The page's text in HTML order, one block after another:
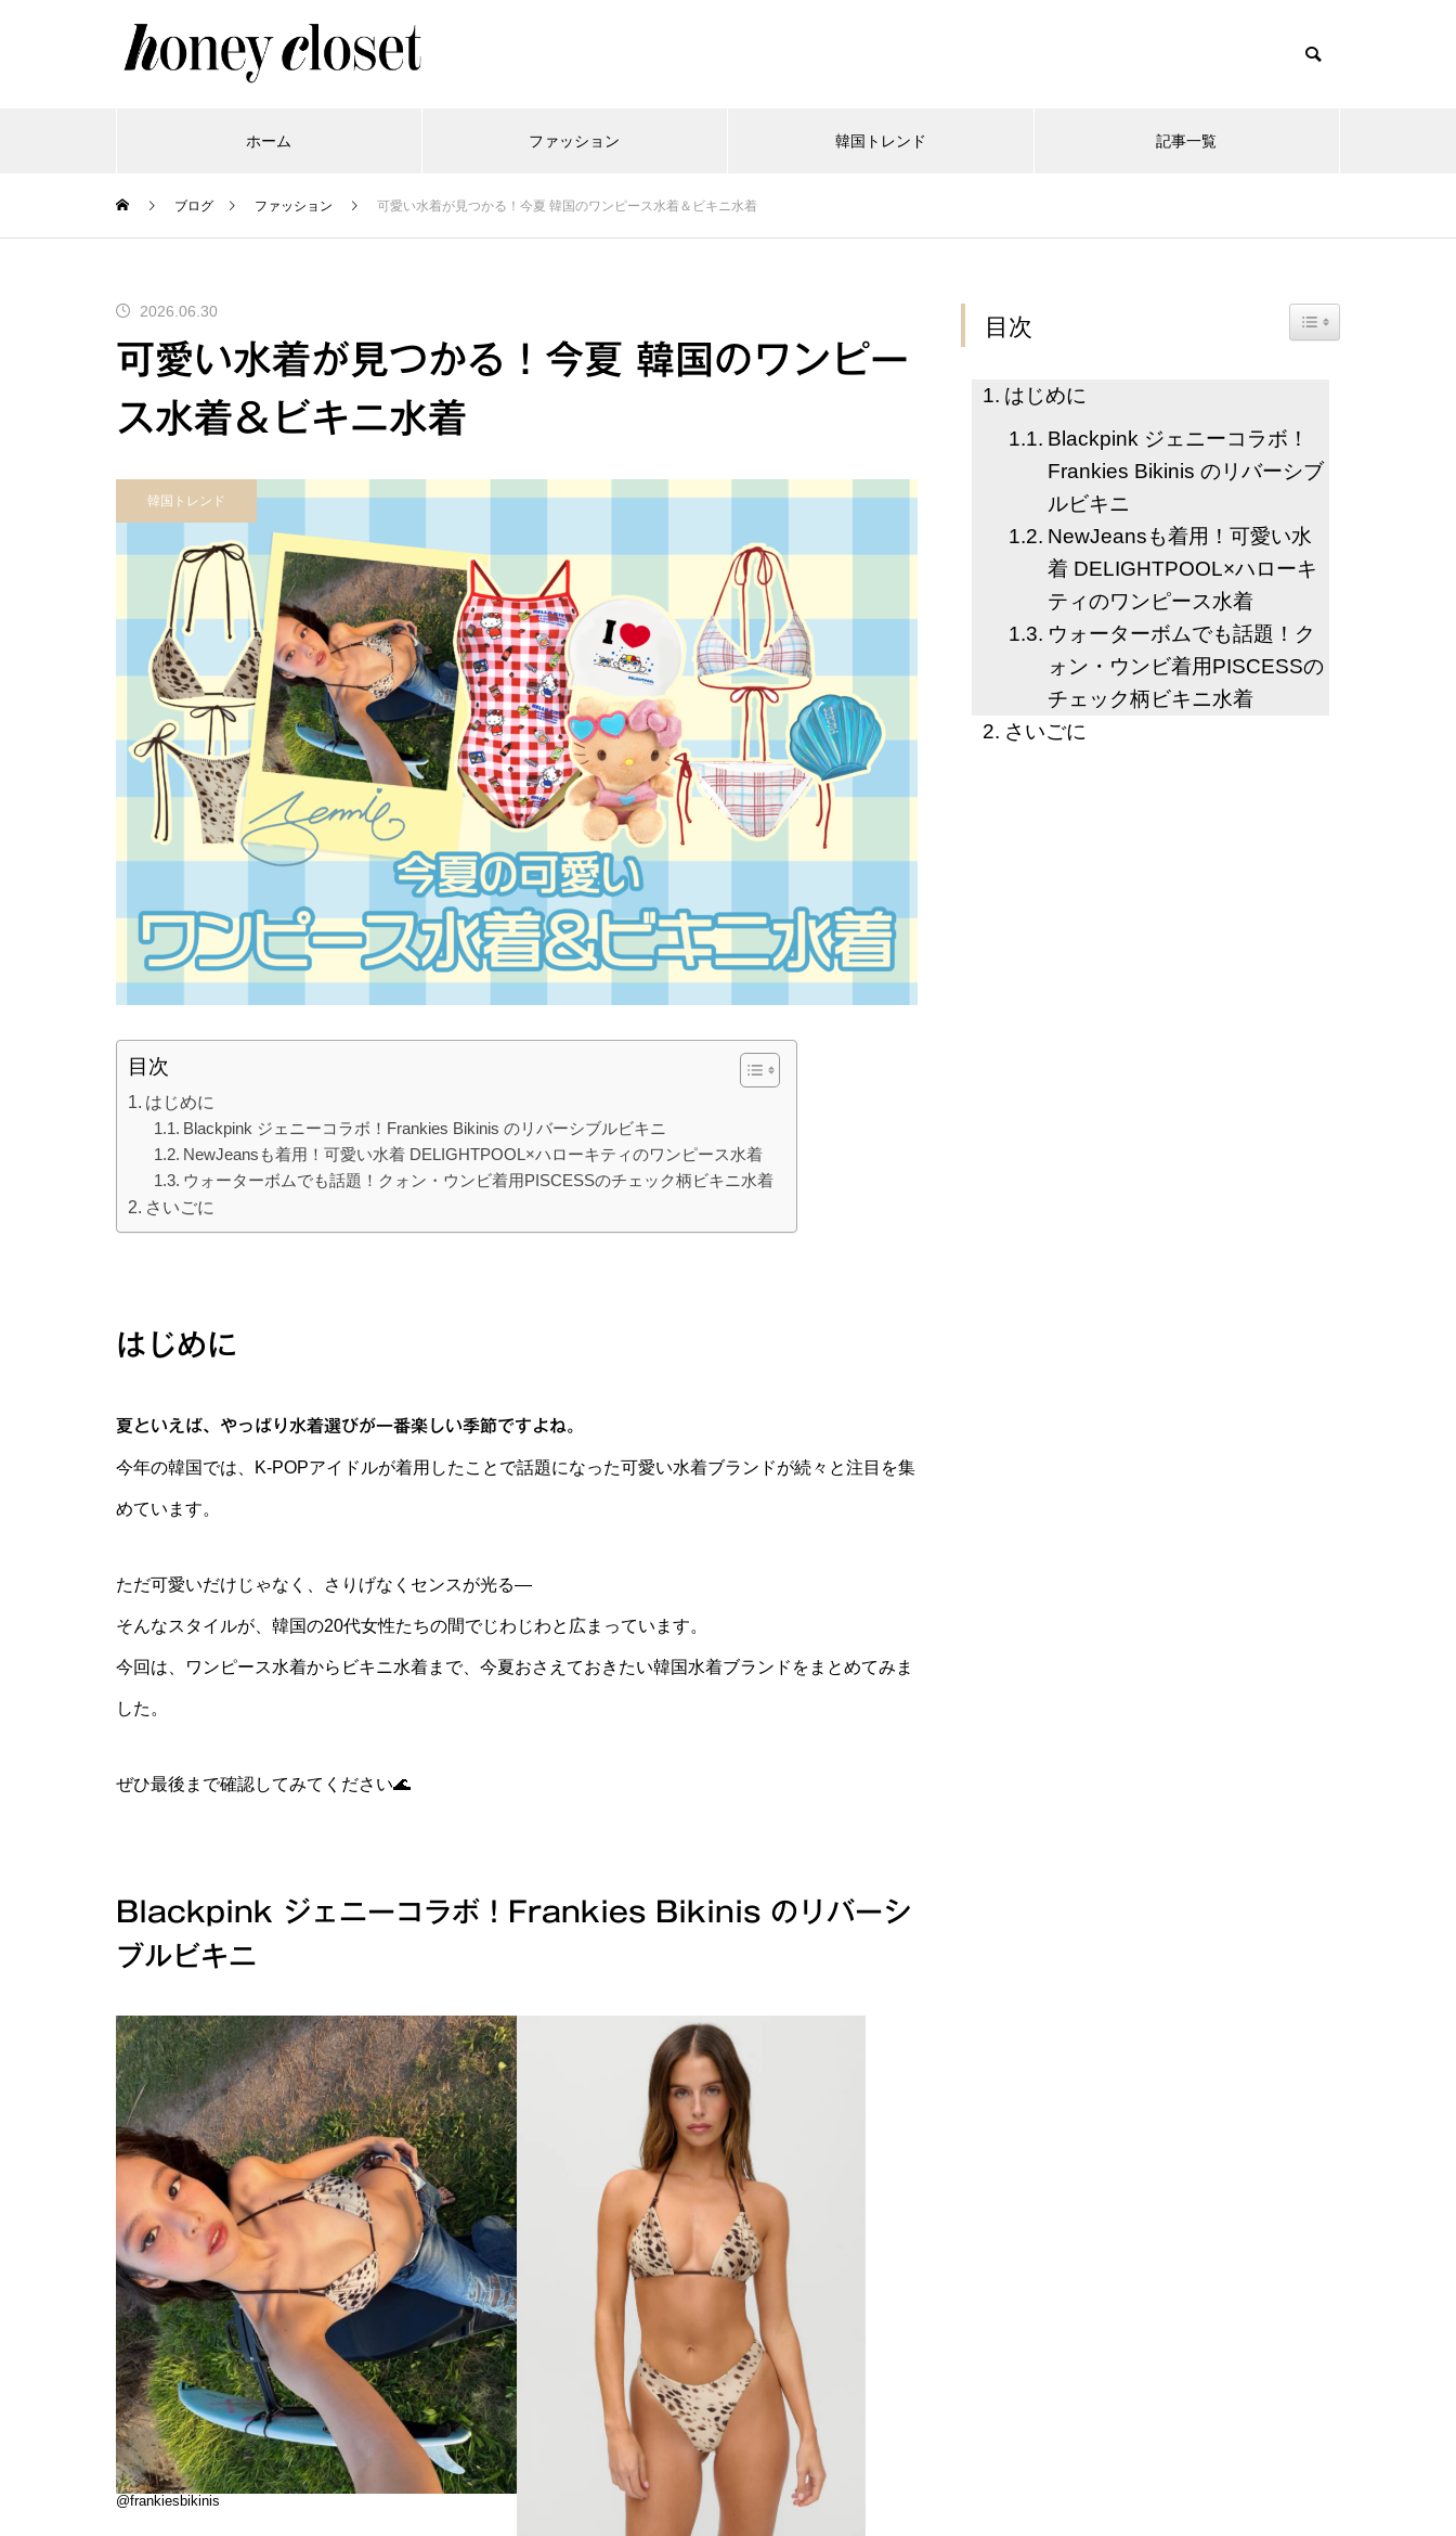
ホーム ファッション 韓国トレンド 記事一覧
ブログ ファッション 可愛い水着が見つかる！今夏 韓国のワンピース水着＆ビキニ水着
2026.06.30
可愛い水着が見つかる！今夏 韓国のワンピー
ス水着＆ビキニ水着
韓国トレンド
目次
はじめに
Blackpink ジェニーコラボ！Frankies Bikinis のリバーシブルビキニ
NewJeansも着用！可愛い水着 DELIGHTPOOL×ハローキティのワンピース水着
ウォーターボムでも話題！クォン・ウンビ着用PISCESSのチェック柄ビキニ水着
さいごに
はじめに
夏といえば、やっぱり水着選びが一番楽しい季節ですよね。
今年の韓国では、K-POPアイドルが着用したことで話題になった可愛い水着ブランドが続々と注目を集
めています。
ただ可愛いだけじゃなく、さりげなくセンスが光る—
そんなスタイルが、韓国の20代女性たちの間でじわじわと広まっています。
今回は、ワンピース水着からビキニ水着まで、今夏おさえておきたい韓国水着ブランドをまとめてみま
した。
ぜひ最後まで確認してみてください🌊
Blackpink ジェニーコラボ！Frankies Bikinis のリバーシ
ブルビキニ
@frankiesbikinis
目次 Toggle Table of Content
はじめに
Blackpink ジェニーコラボ！
Frankies Bikinis のリバーシブ
ルビキニ
NewJeansも着用！可愛い水
着 DELIGHTPOOL×ハローキ
ティのワンピース水着
ウォーターボムでも話題！ク
ォン・ウンビ着用PISCESSの
チェック柄ビキニ水着
さいごに